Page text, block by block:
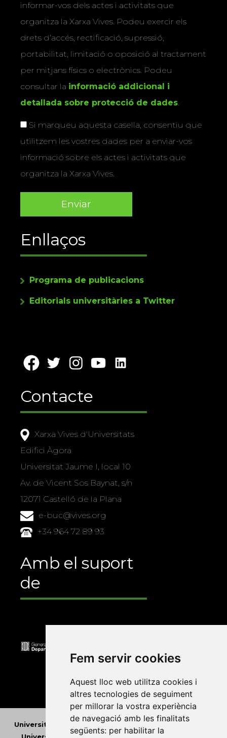
Fem servir cookies
Aquest lloc web utilitza cookies i
altres tecnologies de seguiment
per millorar la vostra experiència
de navegació amb les finalitats
següents: per habilitar la
informar-vos dels actes i activitats que
organitza la Xarxa Vives. Podeu exercir els
drets d’accés, rectificació, supressió,
portabilitat, limitació o oposició al tractament
per mitjans físics o electrònics. Podeu
consultar la informació addicional i
detallada sobre protecció de dades.
Si marqueu aquesta casella, consentiu que
utilitzem les vostres dades per a enviar-vos
informació sobre els actes i activitats que
organitza la Xarxa Vives.
Enllaços
Programa de publicacions
Editorials universitàries a Twitter
Contacte
Xarxa Vives d'Universitats
Edifici Àgora
Universitat Jaume I, local 10
Av. de Vicent Sos Baynat, s/n
12071 Castelló de la Plana
e-buc@vives.org
+34 964 72 89 93
Amb el suport
de
Universitat Abat Oliba CEU • Universitat d'Alacant